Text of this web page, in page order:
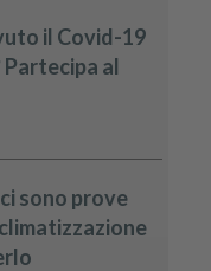
il Covid-19
al
sono prove